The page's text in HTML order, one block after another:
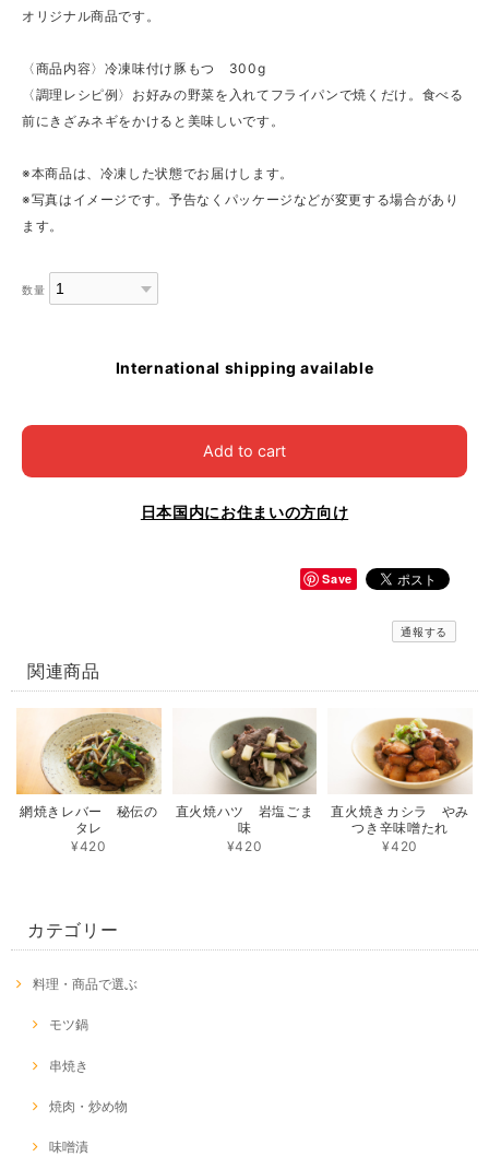
オリジナル商品です。
〈商品内容〉冷凍味付け豚もつ 300g
〈調理レシピ例〉お好みの野菜を入れてフライパンで焼くだけ。食べる
前にきざみネギをかけると美味しいです。
※本商品は、冷凍した状態でお届けします。
※写真はイメージです。予告なくパッケージなどが変更する場合があり
ます。
数量
International shipping available
Add to cart
日本国内にお住まいの方向け
Save
通報する
関連商品
網焼きレバー 秘伝の
タレ
¥420
直火焼ハツ 岩塩ごま
味
¥420
直火焼きカシラ やみ
つき辛味噌たれ
¥420
カテゴリー
料理・商品で選ぶ
モツ鍋
串焼き
焼肉・炒め物
味噌漬